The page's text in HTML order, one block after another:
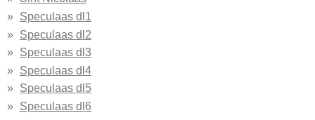
Speculaas dl1
Speculaas dl2
Speculaas dl3
Speculaas dl4
Speculaas dl5
Speculaas dl6